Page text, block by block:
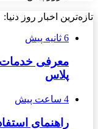
تازه‌ترین اخبار روز دنیا:
6 ثانیه پیش
معرفی خدمات
پلاس
4 ساعت پیش
راهنمای